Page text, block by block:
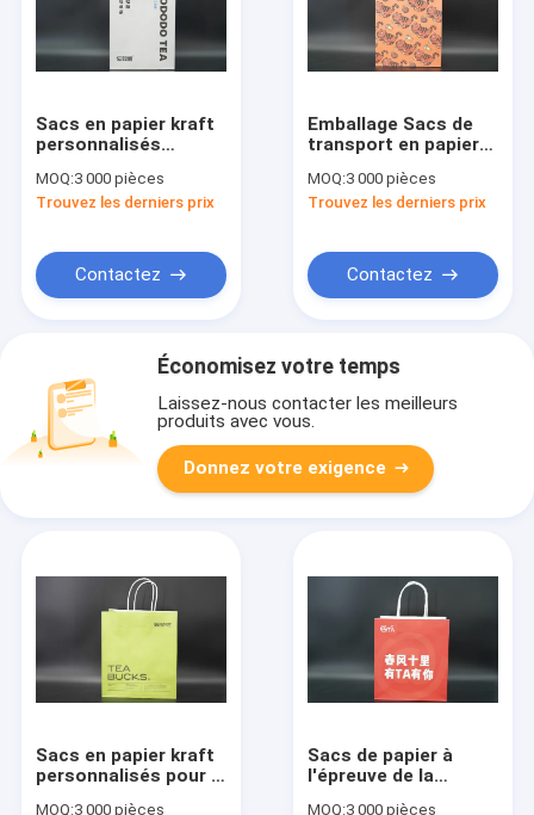
Sacs en papier kraft
personnalisés
recyclables et légers
MOQ:3 000 pièces
Trouvez les derniers prix
Contactez
Emballage Sacs de
transport en papier
mesure Sacs en
papier pour
MOQ:3 000 pièces
Trouvez les derniers prix
Contactez
Économisez votre temps
Laissez-nous contacter les meilleurs
produits avec vous.
Donnez votre exigence
Sacs en papier kraft
personnalisés pour la
MOQ:3 000 pièces
Sacs de papier à
l'épreuve de la
MOQ:3 000 pièces